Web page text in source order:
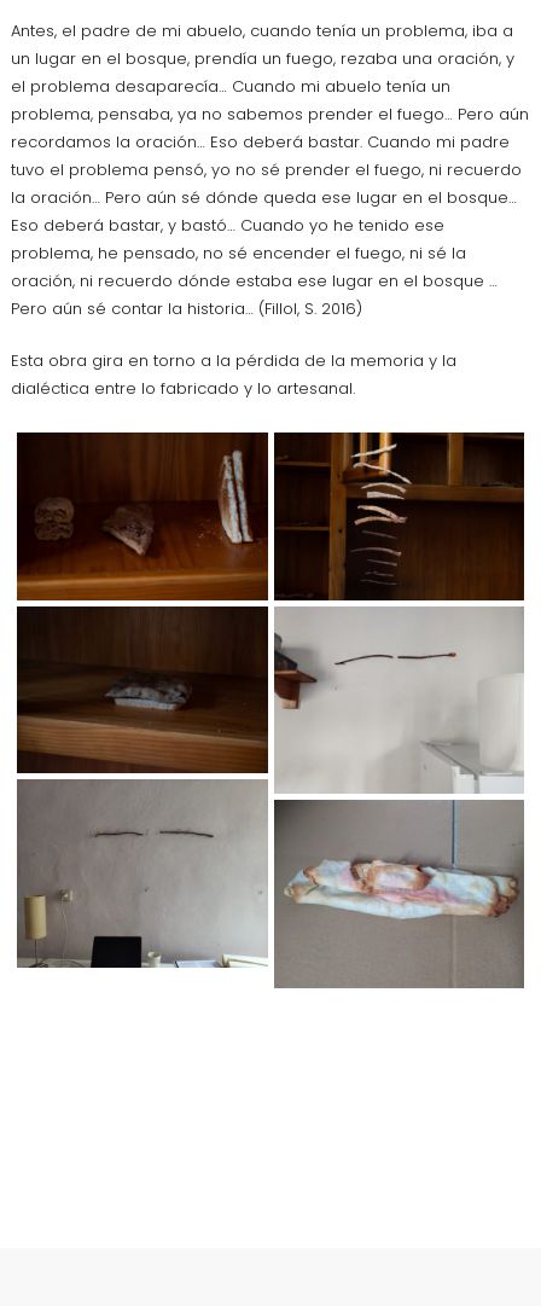
Antes, el padre de mi abuelo, cuando tenía un problema, iba a
un lugar en el bosque, prendía un fuego, rezaba una oración, y
el problema desaparecía… Cuando mi abuelo tenía un
problema, pensaba, ya no sabemos prender el fuego… Pero aún
recordamos la oración… Eso deberá bastar. Cuando mi padre
tuvo el problema pensó, yo no sé prender el fuego, ni recuerdo
la oración… Pero aún sé dónde queda ese lugar en el bosque…
Eso deberá bastar, y bastó… Cuando yo he tenido ese
problema, he pensado, no sé encender el fuego, ni sé la
oración, ni recuerdo dónde estaba ese lugar en el bosque …
Pero aún sé contar la historia… (Fillol, S. 2016)
Esta obra gira en torno a la pérdida de la memoria y la
dialéctica entre lo fabricado y lo artesanal.